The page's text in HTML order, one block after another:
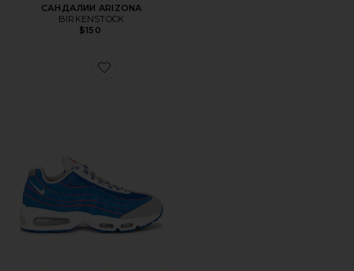
САНДАЛИИ ARIZONA
BIRKENSTOCK
$150
Favorite КРОССОВКИ AIR MAX 95